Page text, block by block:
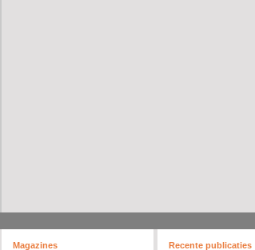
Magazines Recente publicaties